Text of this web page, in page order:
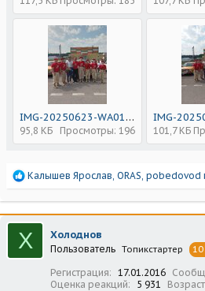
IMG-20250623-WA0116.jpg
95,8 КБ Просмотры: 196 101,7 КБ
Р
а
к
ц
и
и
Калышев Ярослав, ORAS, pobedovod
Х Холоднов
Пользователь Топикстартер
Регистрация 17.01.2016
Оценка реакций
5 931 Возраст